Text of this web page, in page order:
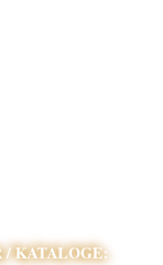
/ KATALOGE: